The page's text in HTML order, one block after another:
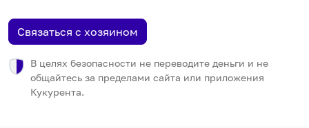
Связаться с хозяином
В целях безопасности не переводите деньги и не
общайтесь за пределами сайта или приложения
Кукурента.